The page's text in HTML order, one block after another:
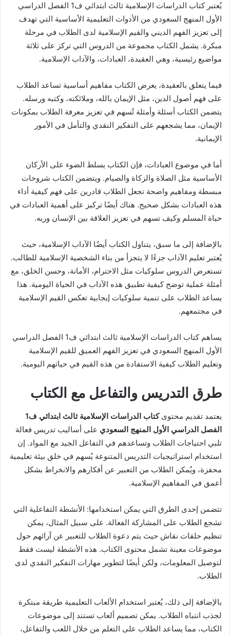
يُعتبر كتاب الدراسات الإسلامية ثالث ابتدائي ف1 الفصل الدراسي
الأول المنهج السعودي من الأدوات التعليمية الأساسية التي تهدف
إلى تعزيز الفهم الديني والقيم الإسلامية لدى الطلاب في مرحلة
مبكرة. يشمل الكتاب مجموعة من الدروس التي تركز على ثلاثة
مواضيع رئيسية، وهي العقيدة، العبادات، والآداب الإسلامية.
فيما يتعلق بالعقيدة، يعرض الكتاب مفاهيم أساسية تساعد الطلاب
على فهم أصول الدين، مثل الإيمان بالله، وملائكته، وكتبه ورسله.
يتضمن الكتاب أسئلة وأمثلة تُسهم في تعزيز معرفة الطلاب بمكونات
الإيمان، مما يشجعهم على التفكير النقدي والتأمل في الأمور
الإيمانية.
أما في موضوع العبادات، فإن الكتاب يسلط الضوء على الأركان
الأساسية مثل الصلاة والزكاة والصيام. ويتضمن الكتاب شروحات
مبسطة ومفاهيم واضحة تجعل الطلاب قادرين على فهم كيفية أداء
هذه العبادات بشكل صحيح. هناك أيضًا تركيز على أهمية العبادات في
حياة المسلم وكيف تسهم في تعزيز العلاقة بين الإنسان وربه.
بالإضافة إلى ما سبق، يتناول الكتاب أيضًا الآداب الإسلامية، حيث
يُعتبر تعليم الآداب جزءًا لا يتجزأ من بناء الشخصية الإسلامية للطالب.
تستعرض الدروس سلوكيات مثل الاحترام، الأمانة، وحسن الخلق، مع
أمثلة عملية توضح كيفية تطبيق هذه الآداب في الحياة اليومية. هذا
يساعد الطلاب على تنمية سلوكيات إيجابية تعكس القيم الإسلامية
في مجتمعهم.
يساهم كتاب الدراسات الإسلامية ثالث ابتدائي ف1 الفصل الدراسي
الأول المنهج السعودي في تعزيز الفهم العميق للقيم الإسلامية
وتعليم الطلاب كيفية الاستفادة من هذه القيم في حياتهم اليومية.
طرق التدريس والتفاعل مع الكتاب
يعتمد تقديم محتوى
كتاب الدراسات الإسلامية ثالث ابتدائي ف1
الفصل الدراسي الأول المنهج السعودي على أساليب تدريس فعالة
تلبي احتياجات الطلاب وتساعدهم في التفاعل الجيد مع المواد. إن
استخدام استراتيجيات التدريس المتنوعة يُسهم في خلق بيئة تعليمية
محفزة، ويُمكن الطلاب من التعبير عن أفكارهم والانخراط بشكل
أعمق في المفاهيم الإسلامية.
تتضمن إحدى الطرق التي يمكن استخدامها: الأنشطة التفاعلية التي
تشجع الطلاب على المشاركة الفعالة. على سبيل المثال، يمكن
تنظيم حلقات نقاش حيث يتم دعوة الطلاب للتعبير عن آرائهم حول
موضوعات معينة تشمل محتوى الكتاب. هذه الأنشطة ليست فقط
لتوصيل المعلومات، ولكن أيضًا لتطوير مهارات التفكير النقدي لدى
الطلاب.
بالإضافة إلى ذلك، يُعتبر استخدام الألعاب التعليمية طريقة مبتكرة
لجذب انتباه الطلاب. يمكن تصميم ألعاب تستند إلى موضوعات
الكتاب، مما يساعد الطلاب على التعلم من خلال اللعب والتفاعل،